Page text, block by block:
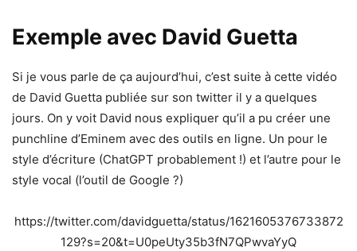
Exemple avec David Guetta
Si je vous parle de ça aujourd’hui, c’est suite à cette vidéo
de David Guetta publiée sur son twitter il y a quelques
jours. On y voit David nous expliquer qu’il a pu créer une
punchline d’Eminem avec des outils en ligne. Un pour le
style d’écriture (ChatGPT probablement !) et l’autre pour le
style vocal (l’outil de Google ?)
https://twitter.com/davidguetta/status/1621605376733872
129?s=20&t=U0peUty35b3fN7QPwvaYyQ